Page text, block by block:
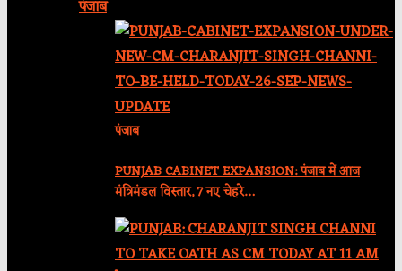
पंजाब
पंजाब
PUNJAB CABINET EXPANSION: पंजाब में आज
मंत्रिमंडल विस्तार, 7 नए चेहरे…